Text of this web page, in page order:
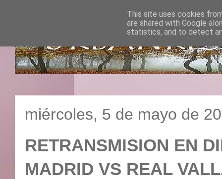
miércoles, 5 de mayo de
RETRANSMISION EN
MADRID VS REAL
This site uses cookies
are shared with Google
statistics, and to detect